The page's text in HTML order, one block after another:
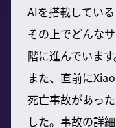
AIを搭載してい
その上でどんな
階に進んでいます
また、直前に
死亡事故があっ
した。事故の詳